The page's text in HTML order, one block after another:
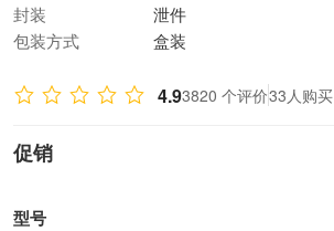
封装
泄件
包装方式
盒装
4.93820 个评价33人购买
促销
型号